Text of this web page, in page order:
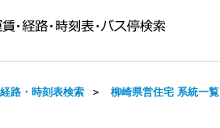
路・時刻表検索 ＞ 柳崎県営住宅 系統一覧